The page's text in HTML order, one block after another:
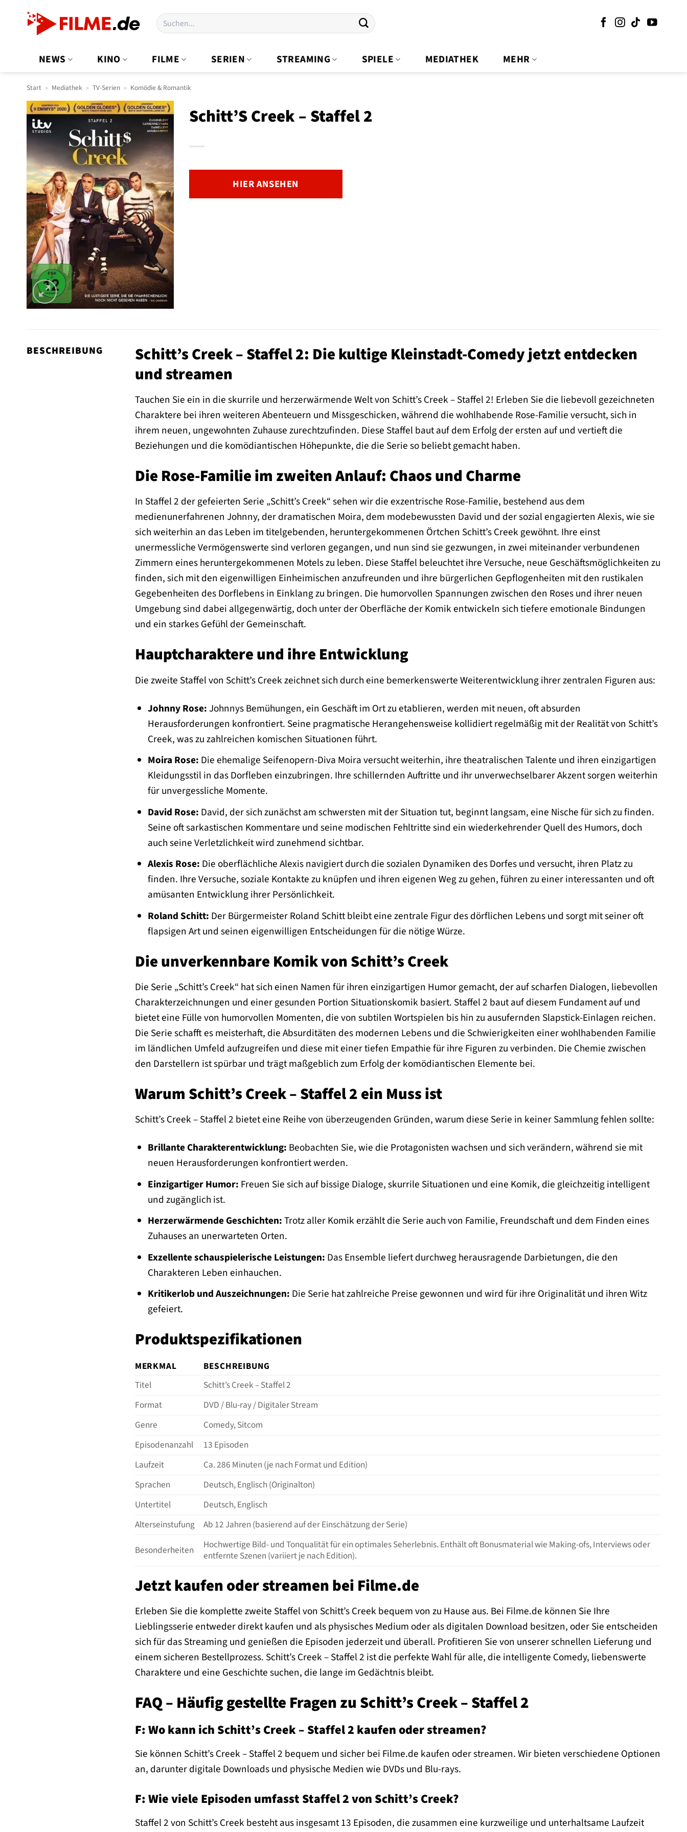
Suchen
nach:
NEWS KINO FILME SERIEN STREAMING SPIELE MEDIATHEK MEHR
Start » Mediathek » TV-Serien » Komödie & Romantik
Schitt’S Creek – Staffel 2
HIER ANSEHEN
BESCHREIBUNG
Schitt’s Creek – Staffel 2: Die kultige Kleinstadt-Comedy jetzt entdecken
und streamen
Tauchen Sie ein in die skurrile und herzerwärmende Welt von Schitt’s Creek – Staffel 2! Erleben Sie die liebevoll gezeichneten
Charaktere bei ihren weiteren Abenteuern und Missgeschicken, während die wohlhabende Rose-Familie versucht, sich in
ihrem neuen, ungewohnten Zuhause zurechtzufinden. Diese Staffel baut auf dem Erfolg der ersten auf und vertieft die
Beziehungen und die komödiantischen Höhepunkte, die die Serie so beliebt gemacht haben.
Die Rose-Familie im zweiten Anlauf: Chaos und Charme
In Staffel 2 der gefeierten Serie „Schitt’s Creek“ sehen wir die exzentrische Rose-Familie, bestehend aus dem
medienunerfahrenen Johnny, der dramatischen Moira, dem modebewussten David und der sozial engagierten Alexis, wie sie
sich weiterhin an das Leben im titelgebenden, heruntergekommenen Örtchen Schitt’s Creek gewöhnt. Ihre einst
unermessliche Vermögenswerte sind verloren gegangen, und nun sind sie gezwungen, in zwei miteinander verbundenen
Zimmern eines heruntergekommenen Motels zu leben. Diese Staffel beleuchtet ihre Versuche, neue Geschäftsmöglichkeiten zu
finden, sich mit den eigenwilligen Einheimischen anzufreunden und ihre bürgerlichen Gepflogenheiten mit den rustikalen
Gegebenheiten des Dorflebens in Einklang zu bringen. Die humorvollen Spannungen zwischen den Roses und ihrer neuen
Umgebung sind dabei allgegenwärtig, doch unter der Oberfläche der Komik entwickeln sich tiefere emotionale Bindungen
und ein starkes Gefühl der Gemeinschaft.
Hauptcharaktere und ihre Entwicklung
Die zweite Staffel von Schitt’s Creek zeichnet sich durch eine bemerkenswerte Weiterentwicklung ihrer zentralen Figuren aus:
Johnny Rose:Johnnys Bemühungen, ein Geschäft im Ort zu etablieren, werden mit neuen, oft absurden
Herausforderungen konfrontiert. Seine pragmatische Herangehensweise kollidiert regelmäßig mit der Realität von Schitt’s
Creek, was zu zahlreichen komischen Situationen führt.
Moira Rose: Die ehemalige Seifenopern-Diva Moira versucht weiterhin, ihre theatralischen Talente und ihren einzigartigen
Kleidungsstil in das Dorfleben einzubringen. Ihre schillernden Auftritte und ihr unverwechselbarer Akzent sorgen weiterhin
für unvergessliche Momente.
David Rose: David, der sich zunächst am schwersten mit der Situation tut, beginnt langsam, eine Nische für sich zu finden.
Seine oft sarkastischen Kommentare und seine modischen Fehltritte sind ein wiederkehrender Quell des Humors, doch
auch seine Verletzlichkeit wird zunehmend sichtbar.
Alexis Rose: Die oberflächliche Alexis navigiert durch die sozialen Dynamiken des Dorfes und versucht, ihren Platz zu
finden. Ihre Versuche, soziale Kontakte zu knüpfen und ihren eigenen Weg zu gehen, führen zu einer interessanten und oft
amüsanten Entwicklung ihrer Persönlichkeit.
Roland Schitt: Der Bürgermeister Roland Schitt bleibt eine zentrale Figur des dörflichen Lebens und sorgt mit seiner oft
flapsigen Art und seinen eigenwilligen Entscheidungen für die nötige Würze.
Die unverkennbare Komik von Schitt’s Creek
Die Serie „Schitt’s Creek“ hat sich einen Namen für ihren einzigartigen Humor gemacht, der auf scharfen Dialogen, liebevollen
Charakterzeichnungen und einer gesunden Portion Situationskomik basiert. Staffel 2 baut auf diesem Fundament auf und
bietet eine Fülle von humorvollen Momenten, die von subtilen Wortspielen bis hin zu ausufernden Slapstick-Einlagen reichen.
Die Serie schafft es meisterhaft, die Absurditäten des modernen Lebens und die Schwierigkeiten einer wohlhabenden Familie
im ländlichen Umfeld aufzugreifen und diese mit einer tiefen Empathie für ihre Figuren zu verbinden. Die Chemie zwischen
den Darstellern ist spürbar und trägt maßgeblich zum Erfolg der komödiantischen Elemente bei.
Warum Schitt’s Creek – Staffel 2 ein Muss ist
Schitt’s Creek – Staffel 2 bietet eine Reihe von überzeugenden Gründen, warum diese Serie in keiner Sammlung fehlen sollte:
Brillante Charakterentwicklung: Beobachten Sie, wie die Protagonisten wachsen und sich verändern, während sie mit
neuen Herausforderungen konfrontiert werden.
Einzigartiger Humor: Freuen Sie sich auf bissige Dialoge, skurrile Situationen und eine Komik, die gleichzeitig intelligent
und zugänglich ist.
Herzerwärmende Geschichten:Trotz aller Komik erzählt die Serie auch von Familie, Freundschaft und dem Finden eines
Zuhauses an unerwarteten Orten.
Exzellente schauspielerische Leistungen: Das Ensemble liefert durchweg herausragende Darbietungen, die den
Charakteren Leben einhauchen.
Kritikerlob und Auszeichnungen: Die Serie hat zahlreiche Preise gewonnen und wird für ihre Originalität und ihren Witz
gefeiert.
Produktspezifikationen
MERKMAL
BESCHREIBUNG
Titel
Schitt’s Creek – Staffel 2
Format
DVD / Blu-ray / Digitaler Stream
Genre
Comedy, Sitcom
Episodenanzahl
13 Episoden
Laufzeit
Ca. 286 Minuten (je nach Format und Edition)
Sprachen
Deutsch, Englisch (Originalton)
Untertitel
Deutsch, Englisch
Alterseinstufung
Ab 12 Jahren (basierend auf der Einschätzung der Serie)
Besonderheiten
Hochwertige Bild- und Tonqualität für ein optimales Seherlebnis. Enthält oft Bonusmaterial wie Making-ofs, Interviews oder
entfernte Szenen (variiert je nach Edition).
Jetzt kaufen oder streamen bei Filme.de
Erleben Sie die komplette zweite Staffel von Schitt’s Creek bequem von zu Hause aus. Bei Filme.de können Sie Ihre
Lieblingsserie entweder direkt kaufen und als physisches Medium oder als digitalen Download besitzen, oder Sie entscheiden
sich für das Streaming und genießen die Episoden jederzeit und überall. Profitieren Sie von unserer schnellen Lieferung und
einem sicheren Bestellprozess. Schitt’s Creek – Staffel 2 ist die perfekte Wahl für alle, die intelligente Comedy, liebenswerte
Charaktere und eine Geschichte suchen, die lange im Gedächtnis bleibt.
FAQ – Häufig gestellte Fragen zu Schitt’s Creek – Staffel 2
F: Wo kann ich Schitt’s Creek – Staffel 2 kaufen oder streamen?
Sie können Schitt’s Creek – Staffel 2 bequem und sicher bei Filme.de kaufen oder streamen. Wir bieten verschiedene Optionen
an, darunter digitale Downloads und physische Medien wie DVDs und Blu-rays.
F: Wie viele Episoden umfasst Staffel 2 von Schitt’s Creek?
Staffel 2 von Schitt’s Creek besteht aus insgesamt 13 Episoden, die zusammen eine kurzweilige und unterhaltsame Laufzeit